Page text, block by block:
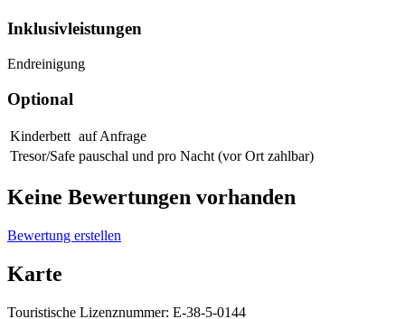
Inklusivleistungen
Endreinigung
Optional
Kinderbett auf Anfrage
Tresor/Safe pauschal und pro Nacht (vor Ort zahlbar)
Keine Bewertungen vorhanden
Bewertung erstellen
Karte
Touristische Lizenznummer: E-38-5-0144